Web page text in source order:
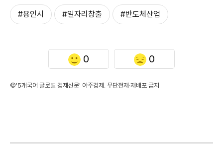
#용인시 #일자리창출 #반도체산업
0 0
©'5개국어 글로벌 경제신문' 아주경제. 무단전재·재배포 금지